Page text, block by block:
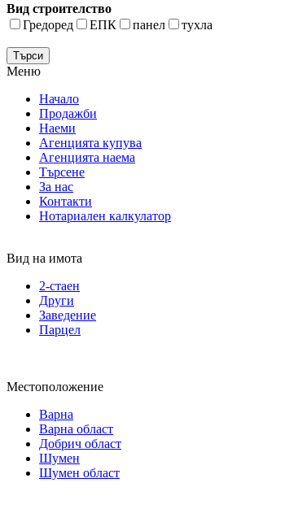
Вид строителство
Гредоред
ЕПК панел тухла
Меню
Начало
Продажби
Наеми
Агенцията купува
Агенцията наема
Търсене
За нас
Контакти
Нотариален калкулатор
Вид на имота
2-стаен
Други
Заведение
Парцел
Местоположение
Варна
Варна област
Добрич област
Шумен
Шумен област